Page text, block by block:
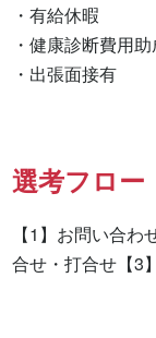
・有給休暇
・健康診断費用助
・出張面接
選考フロー
【1】お問い合
合せ・打合せ【3